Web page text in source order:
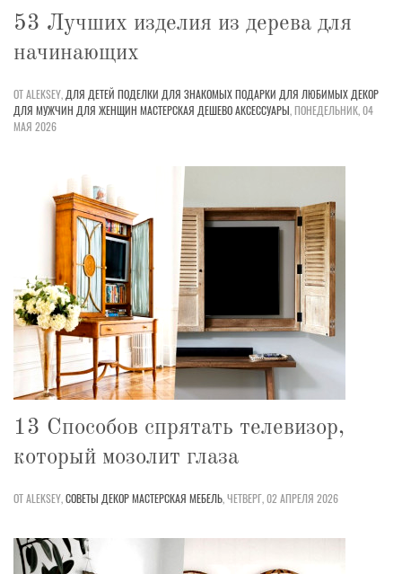
53 Лучших изделия из дерева для
начинающих
ОТ ALEKSEY, ДЛЯ ДЕТЕЙ ПОДЕЛКИ ДЛЯ ЗНАКОМЫХПОДАРКИ ДЛЯ ЛЮБИМЫХ ДЕКОР
ДЛЯ МУЖЧИН ДЛЯ ЖЕНЩИН МАСТЕРСКАЯ ДЕШЕВОАКСЕССУАРЫ,ПОНЕДЕЛЬНИК, 04
МАЯ 2026
13 Способов спрятать телевизор,
который мозолит глаза
ОТ ALEKSEY,СОВЕТЫ ДЕКОРМАСТЕРСКАЯ МЕБЕЛЬ,ЧЕТВЕРГ, 02 АПРЕЛЯ 2026